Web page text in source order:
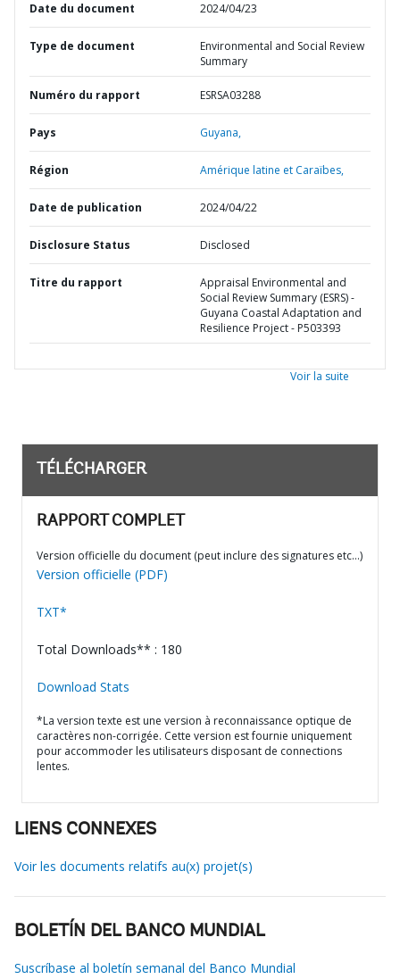
Date du document 2024/04/23
Type de document
Environmental and Social Review
Summary
Numéro du rapport ESRSA03288
Pays Guyana,
Région Amérique latine et Caraïbes,
Date de publication 2024/04/22
Disclosure Status Disclosed
Titre du rapport
Appraisal Environmental and
Social Review Summary (ESRS) -
Guyana Coastal Adaptation and
Resilience Project - P503393
Voir la suite
TÉLÉCHARGER
RAPPORT COMPLET
Version officielle du document (peut inclure des signatures etc…)
Version officielle (PDF)
TXT*
Total Downloads** : 180
Download Stats
*La version texte est une version à reconnaissance optique de
caractères non-corrigée. Cette version est fournie uniquement
pour accommoder les utilisateurs disposant de connections
lentes.
LIENS CONNEXES
Voir les documents relatifs au(x) projet(s)
BOLETÍN DEL BANCO MUNDIAL
Suscríbase al boletín semanal del Banco Mundial